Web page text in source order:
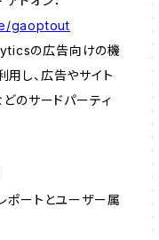
gaoptout
の広告向けの機
用し、広告やサイト
サードパーティ
ートとユーザー属